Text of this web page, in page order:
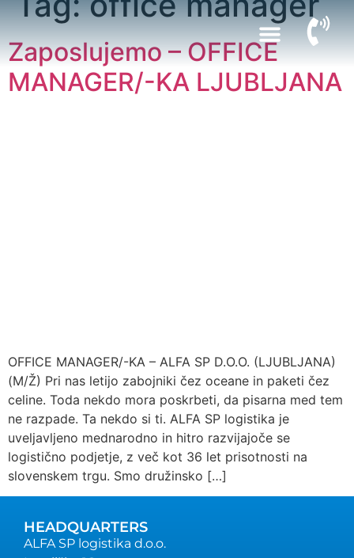
Zaposlujemo – OFFICE
MANAGER/-KA LJUBLJANA
OFFICE MANAGER/-KA – ALFA SP D.O.O. (LJUBLJANA)
(M/Ž) Pri nas letijo zabojniki čez oceane in paketi čez
celine. Toda nekdo mora poskrbeti, da pisarna med tem
ne razpade. Ta nekdo si ti. ALFA SP logistika je
uveljavljeno mednarodno in hitro razvijajoče se
logistično podjetje, z več kot 36 let prisotnosti na
slovenskem trgu. Smo družinsko […]
HEADQUARTERS
ALFA SP logistika d.o.o.